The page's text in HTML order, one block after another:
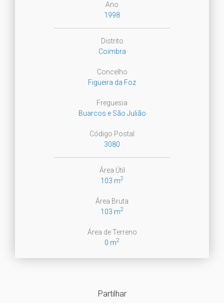
Ano
1998
Distrito
Coimbra
Concelho
Figueira da Foz
Freguesia
Buarcos e São Julião
Código Postal
3080
Área Útil
103 m2
Área Bruta
103 m2
Área de Terreno
0 m2
Partilhar